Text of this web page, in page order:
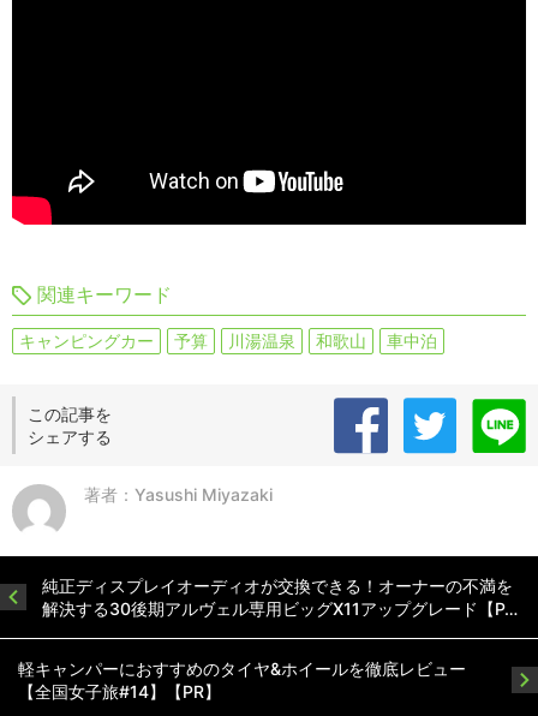
関連キーワード
キャンピングカー 予算 川湯温泉 和歌山 車中泊
この記事を
シェアする
著者：Yasushi Miyazaki
純正ディスプレイオーディオが交換できる！オーナーの不満を
解決する30後期アルヴェル専用ビッグX11アップグレード【P…
軽キャンパーにおすすめのタイヤ&ホイールを徹底レビュー
【全国女子旅#14】【PR】